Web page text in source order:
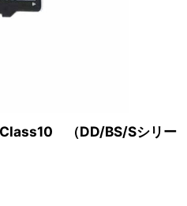
（DD/BS/Sシリー